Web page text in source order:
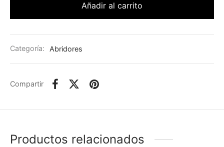
Añadir al carrito
Categoría: Abridores
Compartir
Productos relacionados